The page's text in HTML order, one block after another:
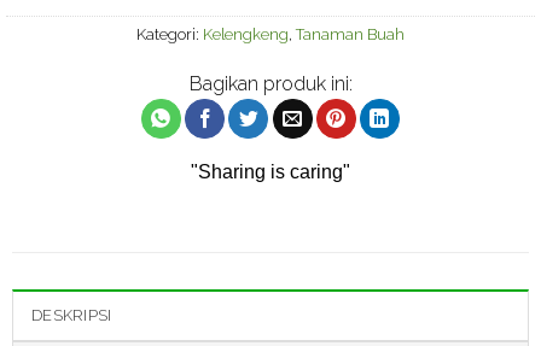
Kategori: Kelengkeng,Tanaman Buah
Bagikan produk ini:
"Sharing is caring"
DESKRIPSI